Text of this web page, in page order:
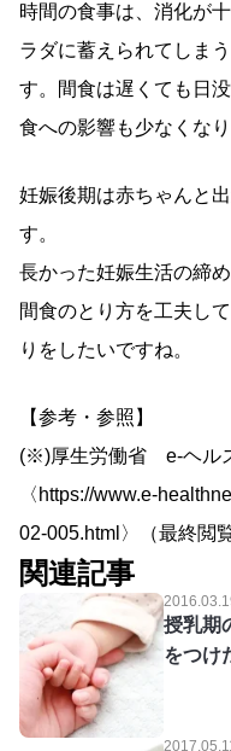
時間の食事は、消化が
ラダに蓄えられてしま
す。間食は遅くても日
食への影響も少なくなり
妊娠後期は赤ちゃんと
す。
長かった妊娠生活の締
間食のとり方を工夫し
りをしたいですね。
【参考・参照】
(※)厚生労働省 e-ヘル
〈https://www.e-
02-005.html〉（最終閲
関連記事
授乳期
をつけ